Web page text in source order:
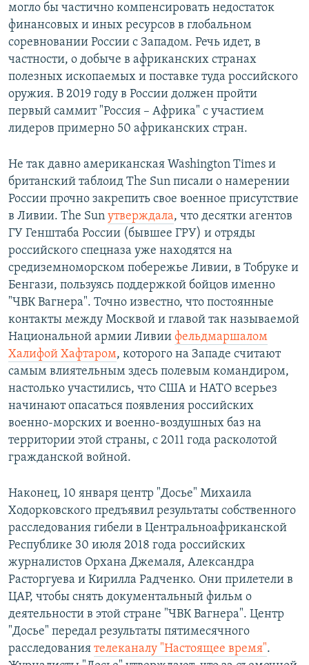
могло бы частично компенсировать недостаток
финансовых и иных ресурсов в глобальном
соревновании России с Западом. Речь идет, в
частности, о добыче в африканских странах
полезных ископаемых и поставке туда российского
оружия. В 2019 году в России должен пройти
первый саммит "Россия – Африка" с участием
лидеров примерно 50 африканских стран.
Не так давно американская Washington Times и
британский таблоид The Sun писали о намерении
России прочно закрепить свое военное присутствие
в Ливии. The Sun утверждала, что десятки агентов
ГУ Генштаба России (бывшее ГРУ) и отряды
российского спецназа уже находятся на
средиземноморском побережье Ливии, в Тобруке и
Бенгази, пользуясь поддержкой бойцов именно
"ЧВК Вагнера". Точно известно, что постоянные
контакты между Москвой и главой так называемой
Национальной армии Ливии фельдмаршалом
Халифой Хафтаром, которого на Западе считают
самым влиятельным здесь полевым командиром,
настолько участились, что США и НАТО всерьез
начинают опасаться появления российских
военно-морских и военно-воздушных баз на
территории этой страны, с 2011 года расколотой
гражданской войной.
Наконец, 10 января центр "Досье" Михаила
Ходорковского предъявил результаты собственного
расследования гибели в Центральноафриканской
Республике 30 июля 2018 года российских
журналистов Орхана Джемаля, Александра
Расторгуева и Кирилла Радченко. Они прилетели в
ЦАР, чтобы снять документальный фильм о
деятельности в этой стране "ЧВК Вагнера". Центр
"Досье" передал результаты пятимесячного
расследования телеканалу "Настоящее время".